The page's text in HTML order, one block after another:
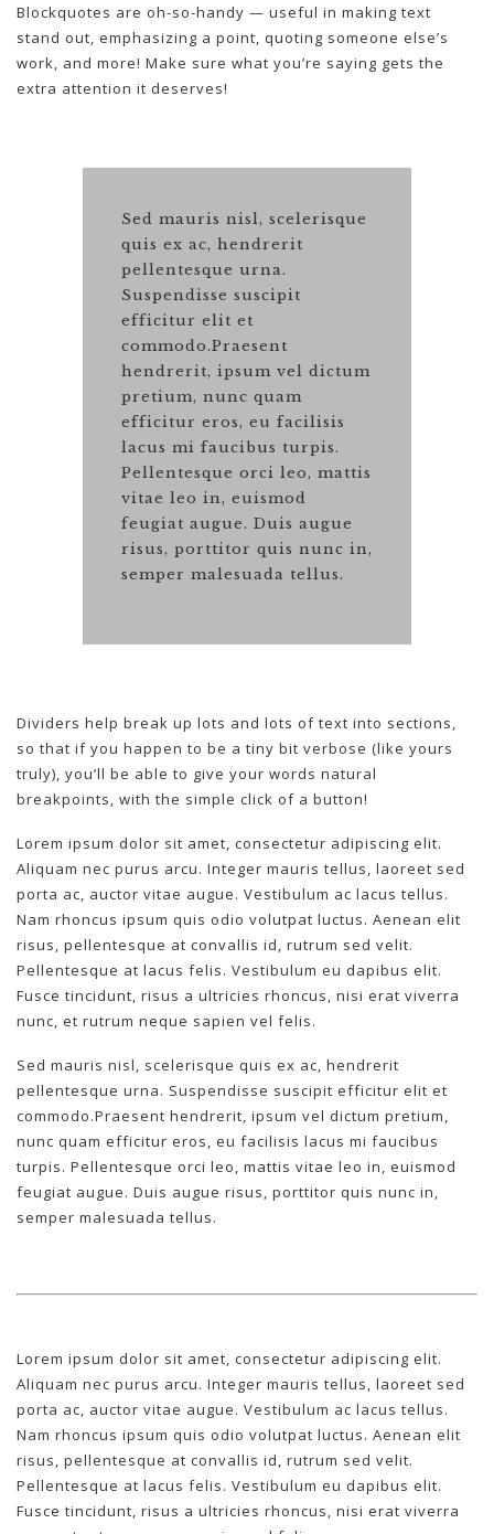
Blockquotes are oh-so-handy — useful in making text
stand out, emphasizing a point, quoting someone else’s
work, and more! Make sure what you’re saying gets the
extra attention it deserves!
Sed mauris nisl, scelerisque
quis ex ac, hendrerit
pellentesque urna.
Suspendisse suscipit
efficitur elit et
commodo.Praesent
hendrerit, ipsum vel dictum
pretium, nunc quam
efficitur eros, eu facilisis
lacus mi faucibus turpis.
Pellentesque orci leo, mattis
vitae leo in, euismod
feugiat augue. Duis augue
risus, porttitor quis nunc in,
semper malesuada tellus.
Dividers help break up lots and lots of text into sections,
so that if you happen to be a tiny bit verbose (like yours
truly), you’ll be able to give your words natural
breakpoints, with the simple click of a button!
Lorem ipsum dolor sit amet, consectetur adipiscing elit.
Aliquam nec purus arcu. Integer mauris tellus, laoreet sed
porta ac, auctor vitae augue. Vestibulum ac lacus tellus.
Nam rhoncus ipsum quis odio volutpat luctus. Aenean elit
risus, pellentesque at convallis id, rutrum sed velit.
Pellentesque at lacus felis. Vestibulum eu dapibus elit.
Fusce tincidunt, risus a ultricies rhoncus, nisi erat viverra
nunc, et rutrum neque sapien vel felis.
Sed mauris nisl, scelerisque quis ex ac, hendrerit
pellentesque urna. Suspendisse suscipit efficitur elit et
commodo.Praesent hendrerit, ipsum vel dictum pretium,
nunc quam efficitur eros, eu facilisis lacus mi faucibus
turpis. Pellentesque orci leo, mattis vitae leo in, euismod
feugiat augue. Duis augue risus, porttitor quis nunc in,
semper malesuada tellus.
Lorem ipsum dolor sit amet, consectetur adipiscing elit.
Aliquam nec purus arcu. Integer mauris tellus, laoreet sed
porta ac, auctor vitae augue. Vestibulum ac lacus tellus.
Nam rhoncus ipsum quis odio volutpat luctus. Aenean elit
risus, pellentesque at convallis id, rutrum sed velit.
Pellentesque at lacus felis. Vestibulum eu dapibus elit.
Fusce tincidunt, risus a ultricies rhoncus, nisi erat viverra